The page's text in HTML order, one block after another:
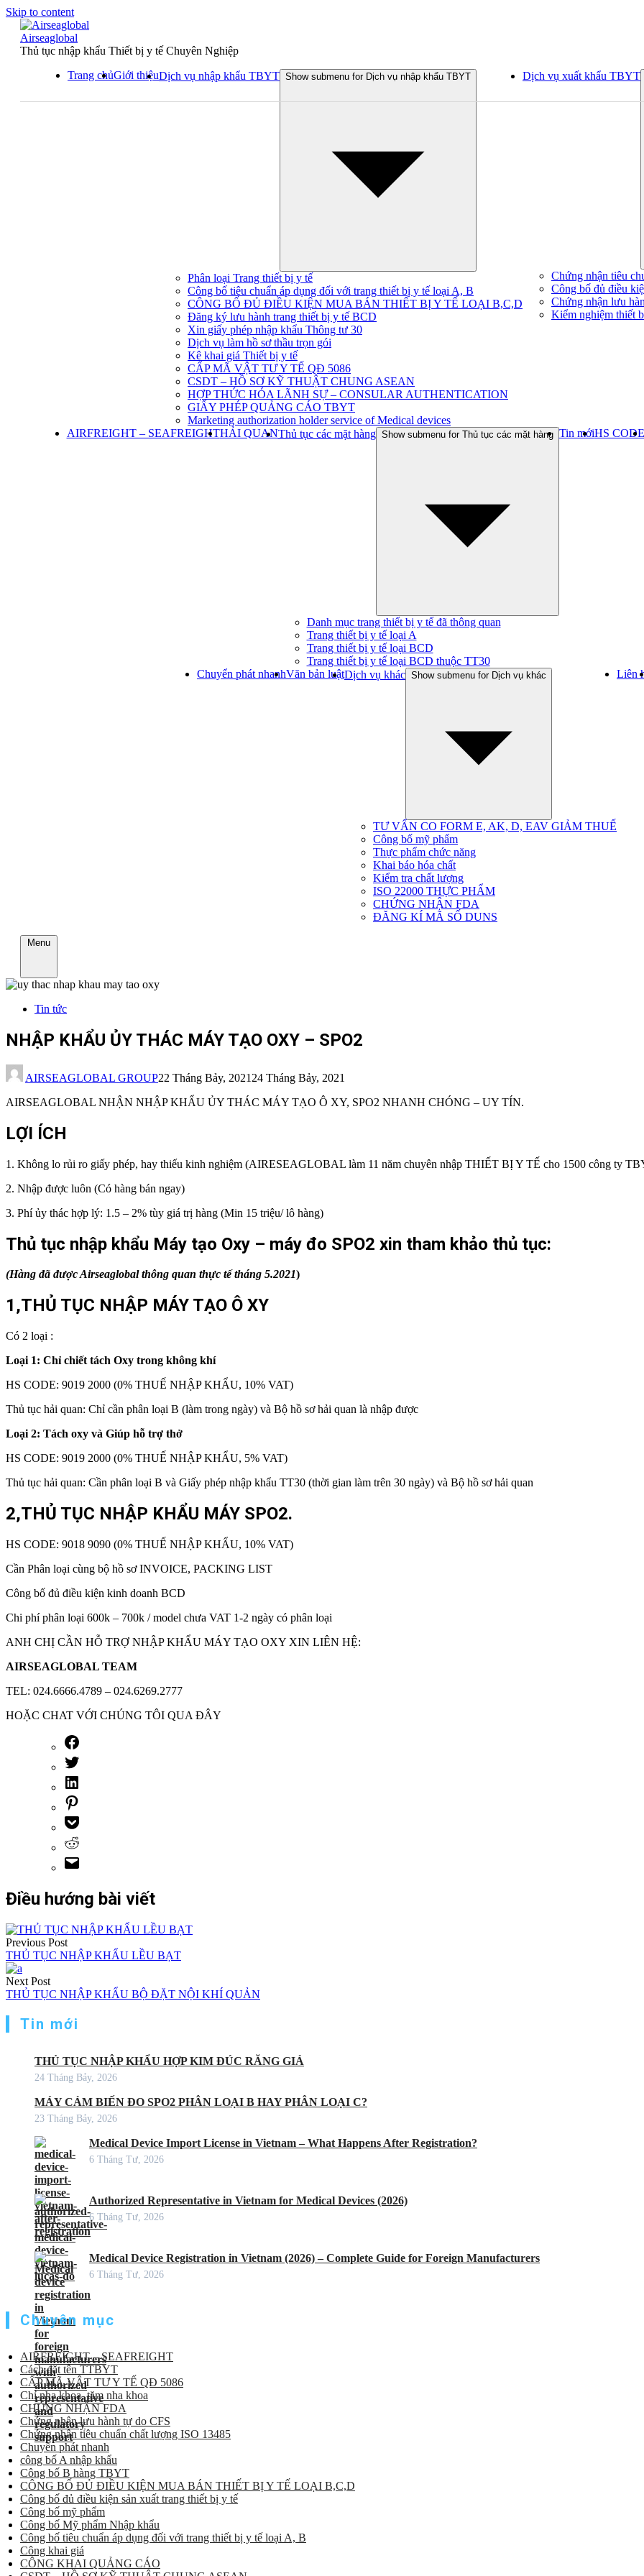
Skip to content
Airseaglobal
Thủ tục nhập khẩu Thiết bị y tế Chuyên Nghiệp
Trang chủGiới thiệuDịch vụ nhập khẩu TBYT Show submenu for Dịch vụ nhập khẩu TBYT
Phân loại Trang thiết bị y tế
Công bố tiêu chuẩn áp dụng đối với trang thiết bị y tế loại A, B
CÔNG BỐ ĐỦ ĐIỀU KIỆN MUA BÁN THIẾT BỊ Y TẾ LOẠI B,C,D
Đăng ký lưu hành trang thiết bị y tế BCD
Xin giấy phép nhập khẩu Thông tư 30
Dịch vụ làm hồ sơ thầu trọn gói
Kê khai giá Thiết bị y tế
CẤP MÃ VẬT TƯ Y TẾ QĐ 5086
CSDT – HỒ SƠ KỸ THUẬT CHUNG ASEAN
HỢP THỨC HÓA LÃNH SỰ – CONSULAR AUTHENTICATION
GIẤY PHÉP QUẢNG CÁO TBYT
Marketing authorization holder service of Medical devices
Dịch vụ xuất khẩu TBYT
Chứng nhận tiêu
Công bố đủ điều
Chứng nhận lưu
Kiểm nghiệm thiết
AIRFREIGHT – SEAFREIGHTHẢI QUANThủ tục các mặt hàng Show submenu for Thủ tục các mặt hàng
Danh mục trang thiết bị y tế đã thông quan
Trang thiết bị y tế loại A
Trang thiết bị y tế loại BCD
Trang thiết bị y tế loại BCD thuộc TT30
Tin mớiHS CODE
Chuyển phát nhanhVăn bản luậtDịch vụ khác Show submenu for Dịch vụ khác
TƯ VẤN CO FORM E, AK, D, EAV GIẢM THUẾ
Công bố mỹ phẩm
Thực phẩm chức năng
Khai báo hóa chất
Kiểm tra chất lượng
ISO 22000 THỰC PHẨM
CHỨNG NHẬN FDA
ĐĂNG KÍ MÃ SỐ DUNS
Liên
Menu
Tin tức
NHẬP KHẨU ỦY THÁC MÁY TẠO OXY – SPO2
AIRSEAGLOBAL GROUP22 Tháng Bảy, 2021 24 Tháng Bảy, 2021
AIRSEAGLOBAL NHẬN NHẬP KHẨU ỦY THÁC MÁY TẠO Ô XY, SPO2 NHANH CHÓNG – UY TÍN.
LỢI ÍCH
1. Không lo rủi ro giấy phép, hay thiếu kinh nghiệm (AIRESEAGLOBAL làm 11 năm chuyên nhập THIẾT BỊ Y TẾ cho 1500 công ty
2. Nhập được luôn (Có hàng bán ngay)
3. Phí ủy thác hợp lý: 1.5 – 2% tùy giá trị hàng (Min 15 triệu/ lô hàng)
Thủ tục nhập khẩu Máy tạo Oxy – máy đo SPO2 xin tham khảo thủ tục:
(Hàng đã được Airseaglobal thông quan thực tế tháng 5.2021)
1,THỦ TỤC NHẬP MÁY TẠO Ô XY
Có 2 loại :
Loại 1: Chỉ chiết tách Oxy trong không khí
HS CODE: 9019 2000 (0% THUẾ NHẬP KHẨU, 10% VAT)
Thủ tục hải quan: Chỉ cần phân loại B (làm trong ngày) và Bộ hồ sơ hải quan là nhập được
Loại 2: Tách oxy và Giúp hỗ trợ thở
HS CODE: 9019 2000 (0% THUẾ NHẬP KHẨU, 5% VAT)
Thủ tục hải quan: Cần phân loại B và Giấy phép nhập khẩu TT30 (thời gian làm trên 30 ngày) và Bộ hồ sơ hải quan
2,THỦ TỤC NHẬP KHẨU MÁY SPO2.
HS CODE: 9018 9090 (0% THUẾ NHẬP KHẨU, 10% VAT)
Cần Phân loại cùng bộ hồ sơ INVOICE, PACKING LIST
Công bố đủ điều kiện kinh doanh BCD
Chi phí phân loại 600k – 700k / model chưa VAT 1-2 ngày có phân loại
ANH CHỊ CẦN HỖ TRỢ NHẬP KHẨU MÁY TẠO OXY XIN LIÊN HỆ:
AIRSEAGLOBAL TEAM
TEL: 024.6666.4789 – 024.6269.2777
HOẶC CHAT VỚI CHÚNG TÔI QUA ĐÂY
Điều hướng bài viết
Previous Post
THỦ TỤC NHẬP KHẨU LỀU BẠT
Next Post
THỦ TỤC NHẬP KHẨU BỘ ĐẶT NỘI KHÍ QUẢN
Tin mới
THỦ TỤC NHẬP KHẨU HỢP KIM ĐÚC RĂNG GIẢ
24 Tháng Bảy, 2026
MÁY CẢM BIẾN ĐO SPO2 PHÂN LOẠI B HAY PHÂN LOẠI C?
23 Tháng Bảy, 2026
Medical Device Import License in Vietnam – What Happens After Registration?
6 Tháng Tư, 2026
Authorized Representative in Vietnam for Medical Devices (2026)
6 Tháng Tư, 2026
Medical Device Registration in Vietnam (2026) – Complete Guide for Foreign Manufacturers
6 Tháng Tư, 2026
Chuyên mục
AIRFREIGHT – SEAFREIGHT
Cách đặt tên TTBYT
CẤP MÃ VẬT TƯ Y TẾ QĐ 5086
Chỉ nha khoa, tăm nha khoa
CHỨNG NHẬN FDA
Chứng nhận lưu hành tự do CFS
Chứng nhận tiêu chuẩn chất lượng ISO 13485
Chuyển phát nhanh
công bố A nhập khẩu
Công bố B hàng TBYT
CÔNG BỐ ĐỦ ĐIỀU KIỆN MUA BÁN THIẾT BỊ Y TẾ LOẠI B,C,D
Công bố đủ điều kiện sản xuất trang thiết bị y tế
Công bố mỹ phẩm
Công bố Mỹ phẩm Nhập khẩu
Công bố tiêu chuẩn áp dụng đối với trang thiết bị y tế loại A, B
Công khai giá
CÔNG KHAI QUẢNG CÁO